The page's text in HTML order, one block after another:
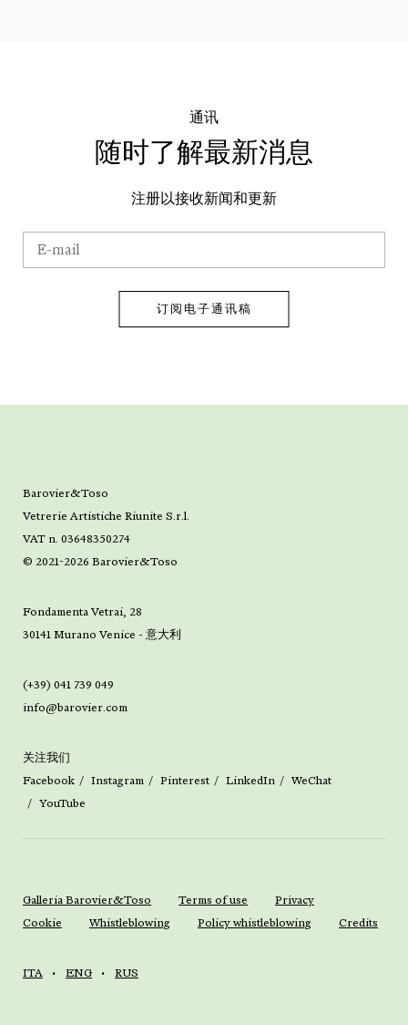
通讯
随时了解最新消息
注册以接收新闻和更新
Barovier&Toso
Vetrerie Artistiche Riunite S.r.l.
VAT n. 03648350274
© 2021-2026 Barovier&Toso
Fondamenta Vetrai, 28
30141 Murano Venice - 意大利
(+39) 041 739 049
info@barovier.com
关注我们
Facebook
Instagram Pinterest LinkedIn
WeChat
YouTube
Galleria Barovier&Toso Terms of use
Privacy
Cookie
Whistleblowing Policy whistleblowing Credits
ITA ENG RUS